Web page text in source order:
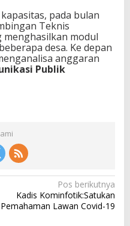
pada bulan
Teknis
menghasilkan modul
desa. Ke depan
anggaran
Publik
Pos berikutnya
Kadis Kominfotik:Satukan
Pemahaman Lawan Covid-19